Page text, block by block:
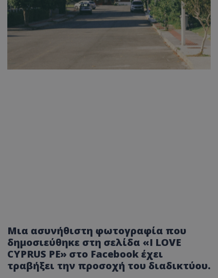
Μια ασυνήθιστη φωτογραφία που
δημοσιεύθηκε στη σελίδα «I LOVE
CYPRUS ΡΕ» στο Facebook έχει
τραβήξει την προσοχή του διαδικτύου.